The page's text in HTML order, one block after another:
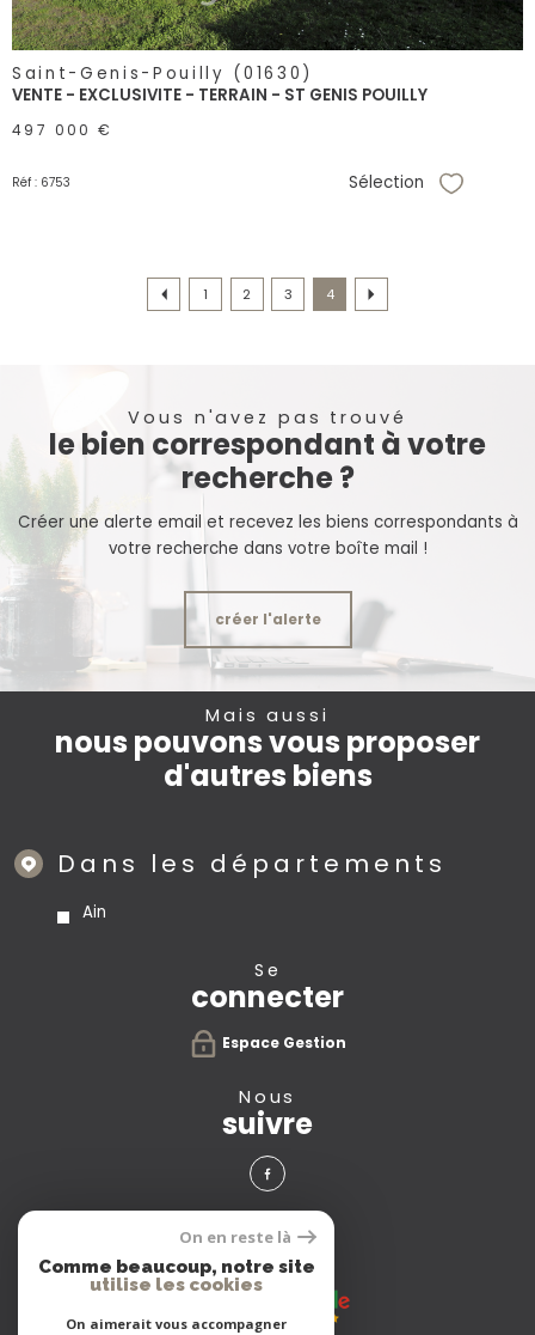
Saint-Genis-Pouilly (01630)
VENTE - EXCLUSIVITE - TERRAIN - ST GENIS POUILLY
497 000 €
Réf : 6753 Sélection
1 2 3 4
Vous n'avez pas trouvé
le bien correspondant à votre
recherche ?
Créer une alerte email et recevez les biens correspondants à
votre recherche dans votre boîte mail !
créer l'alerte
Mais aussi
nous pouvons vous proposer
d'autres biens
Dans les départements
Ain
se
connecter
Espace Gestion
nous
suivre
avis
clients
On en reste là
Comme beaucoup, notre site
utilise les cookies
On aimerait vous accompagner